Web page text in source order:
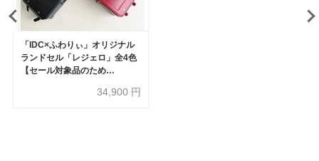
「IDC×ふわりぃ」オリジナル
ランドセル「レジェロ」全4色
【セール対象品のため
34,900 円